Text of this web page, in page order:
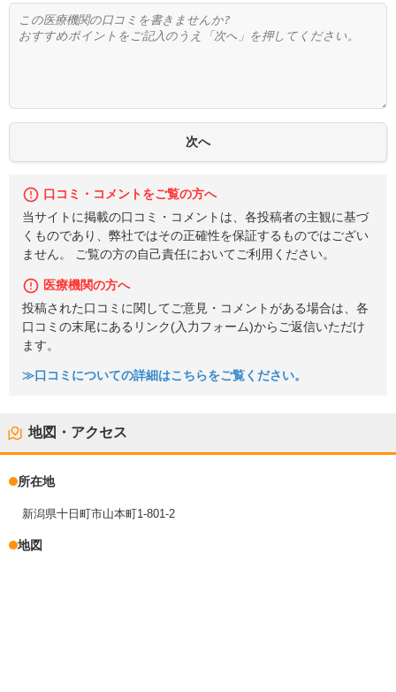
口コミ・コメントをご覧の方へ
当サイトに掲載の口コミ・コメントは、各投稿者の主観に基づ
くものであり、弊社ではその正確性を保証するものではござい
ません。 ご覧の方の自己責任においてご利用ください。
医療機関の方へ
投稿された口コミに関してご意見・コメントがある場合は、各
口コミの末尾にあるリンク(入力フォーム)からご返信いただけ
ます。
≫口コミについての詳細はこちらをご覧ください。
地図・アクセス
所在地
新潟県十日町市山本町1-801-2
地図